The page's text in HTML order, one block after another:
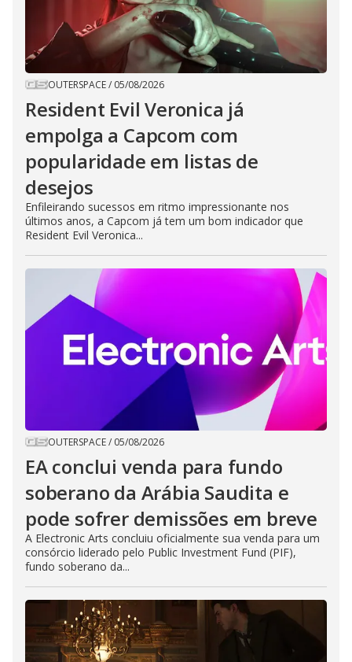
OUTERSPACE/ 05/08/2026
Resident Evil Veronica já
empolga a Capcom com
popularidade em listas de
desejos
Enfileirando sucessos em ritmo impressionante nos
últimos anos, a Capcom já tem um bom indicador que
Resident Evil Veronica...
OUTERSPACE/ 05/08/2026
EA conclui venda para fundo
soberano da Arábia Saudita e
pode sofrer demissões em breve
A Electronic Arts concluiu oficialmente sua venda para um
consórcio liderado pelo Public Investment Fund (PIF),
fundo soberano da...